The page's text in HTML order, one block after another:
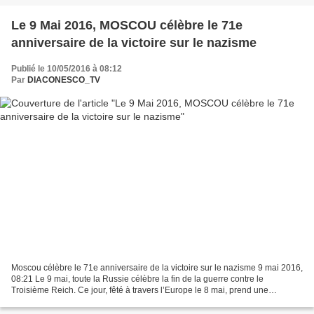
Le 9 Mai 2016, MOSCOU célèbre le 71e
anniversaire de la victoire sur le nazisme
Publié le 10/05/2016 à 08:12
Par DIACONESCO_TV
Moscou célèbre le 71e anniversaire de la victoire sur le nazisme 9 mai 2016,
08:21 Le 9 mai, toute la Russie célèbre la fin de la guerre contre le
Troisième Reich. Ce jour, fêté à travers l’Europe le 8 mai, prend une